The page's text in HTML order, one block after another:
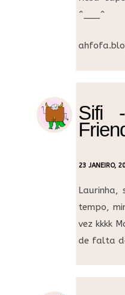
^___^
Sifi
23 JANEIRO,
Laurinha,
tempo,
vez kkkk
de falta